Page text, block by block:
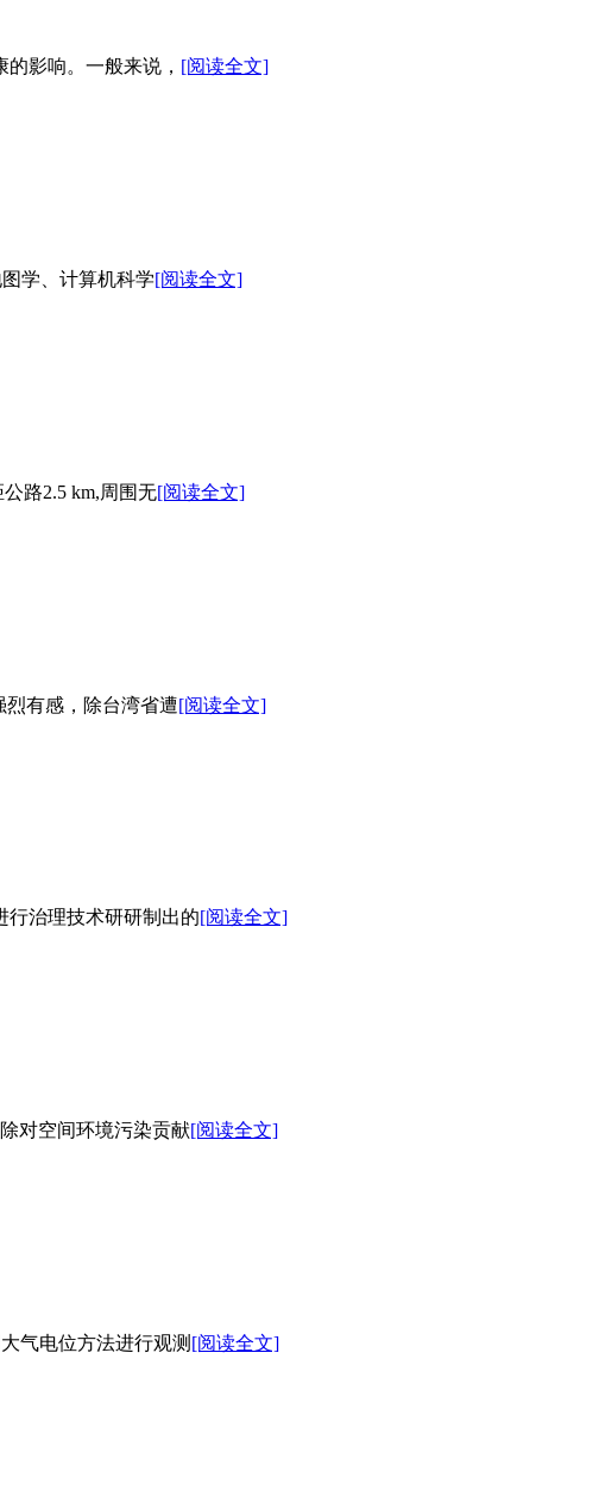
影响。一般来说， [阅读全文]
学、计算机科学[阅读全文]
路2.5 km,周围无[阅读全文]
烈有感，除台湾省遭[阅读全文]
行治理技术研研制出的[阅读全文]
对空间环境污染贡献[阅读全文]
气电位方法进行观测 [阅读全文]